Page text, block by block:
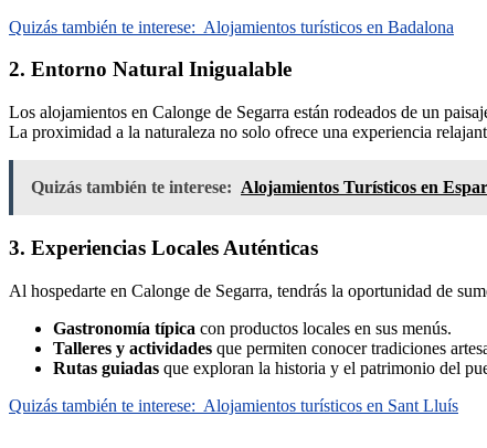
Quizás también te interese: Alojamientos turísticos en Badalona
2. Entorno Natural Inigualable
Los alojamientos en Calonge de Segarra están rodeados de un
La proximidad a la naturaleza no solo ofrece una experiencia
Quizás también te interese: Alojamientos Turísticos en
3. Experiencias Locales Auténticas
Al hospedarte en Calonge de Segarra, tendrás la oportunidad de
Gastronomía típica con productos locales en sus menús.
Talleres y actividades que permiten conocer tradiciones
Rutas guiadas que exploran la historia y el patrimonio del
Quizás también te interese: Alojamientos turísticos en Sant Lluís